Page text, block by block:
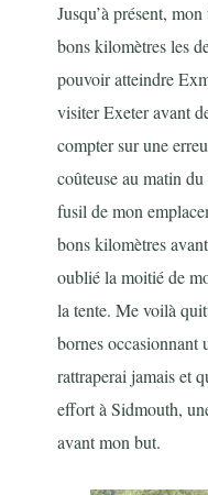
Jusqu’à présent,
bons kilomètres les
pouvoir atteindre
visiter Exeter avant
compter sur une
coûteuse au matin
fusil de mon
bons kilomètres
oublié la moitié de
la tente. Me voilà
bornes occasionnant
rattraperai jamais et
effort à Sidmouth,
avant mon but.